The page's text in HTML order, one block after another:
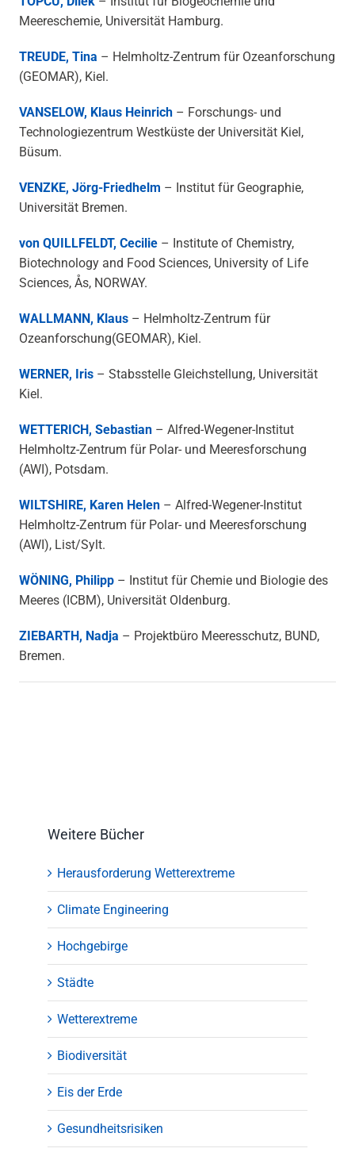
Meereschemie, Universität Hamburg.
TREUDE, Tina – Helmholtz-Zentrum für Ozeanforschung
(GEOMAR), Kiel.
VANSELOW, Klaus Heinrich – Forschungs- und
Technologiezentrum Westküste der Universität Kiel,
Büsum.
VENZKE, Jörg-Friedhelm – Institut für Geographie,
Universität Bremen.
von QUILLFELDT, Cecilie – Institute of Chemistry,
Biotechnology and Food Sciences, University of Life
Sciences, Ås, NORWAY.
WALLMANN, Klaus – Helmholtz-Zentrum für
Ozeanforschung(GEOMAR), Kiel.
WERNER, Iris – Stabsstelle Gleichstellung, Universität
Kiel.
WETTERICH, Sebastian – Alfred-Wegener-Institut
Helmholtz-Zentrum für Polar- und Meeresforschung
(AWI), Potsdam.
WILTSHIRE, Karen Helen – Alfred-Wegener-Institut
Helmholtz-Zentrum für Polar- und Meeresforschung
(AWI), List/Sylt.
WÖNING, Philipp – Institut für Chemie und Biologie des
Meeres (ICBM), Universität Oldenburg.
ZIEBARTH, Nadja – Projektbüro Meeresschutz, BUND,
Bremen.
Weitere Bücher
Herausforderung Wetterextreme
Climate Engineering
Hochgebirge
Städte
Wetterextreme
Biodiversität
Eis der Erde
Gesundheitsrisiken